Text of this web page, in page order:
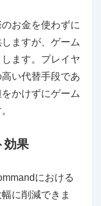
お金を使わずに
ますが、ゲーム
ます。プレイヤ
い代替手段であ
かけずにゲーム
効果
における
に削減できま